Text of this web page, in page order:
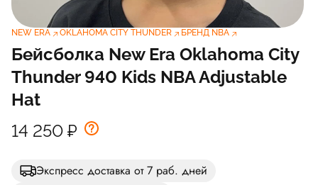
NEW ERA OKLAHOMA CITY THUNDER БРЕНД NBA
Бейсболка New Era Oklahoma City
Thunder 940 Kids NBA Adjustable
Hat
14 250 ₽
Экспресс доставка от 7 раб. дней